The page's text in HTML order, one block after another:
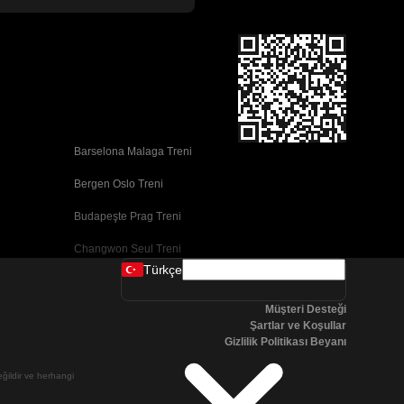
Barselona Malaga Treni
Bergen Oslo Treni
Budapeşte Prag Treni
Changwon Seul Treni
ve herhangi
Türkçe
Müşteri Desteği
Şartlar ve Koşullar
Gizlilik Politikası Beyanı